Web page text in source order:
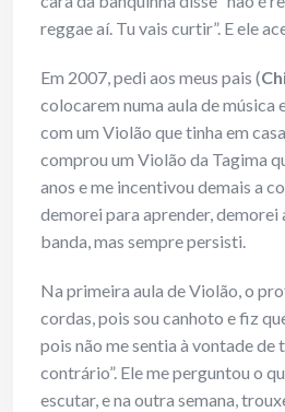
reggae aí. Tu vais curtir”. E ele
Em 2007, pedi aos meus pais (
colocarem numa aula de música
com um Violão que tinha em
comprou um Violão da Tagima
anos e me incentivou demais a
demorei para aprender, demorei
banda, mas sempre persisti.
Na primeira aula de Violão, o
cordas, pois sou canhoto e fiz
pois não me sentia à vontade de
contrário”. Ele me perguntou o
escutar, e na outra semana,